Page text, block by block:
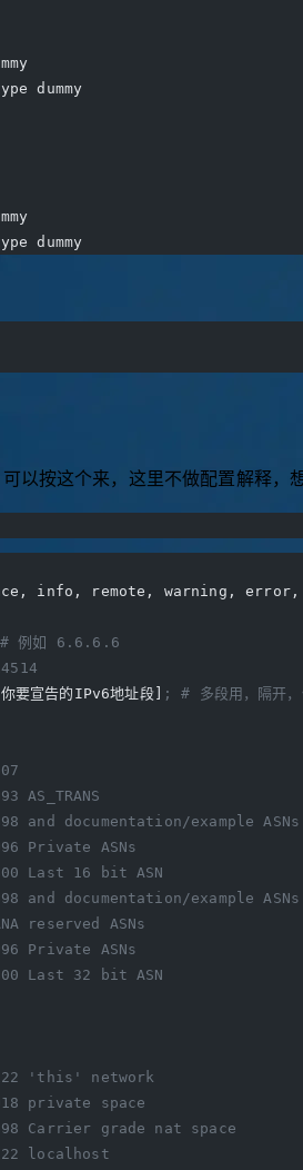
dummy
dummy
以按这个来，这里不做配置解释，
info, remote, warning,
例如 6.6.6.6
要宣告的IPv6地址段] ; # 多段用，隔
AS_TRANS
and documentation/example ASNs
Private ASNs
Last 16 bit ASN
and documentation/example ASNs
reserved ASNs
Private ASNs
Last 32 bit ASN
'this' network
private space
Carrier grade nat space
localhost